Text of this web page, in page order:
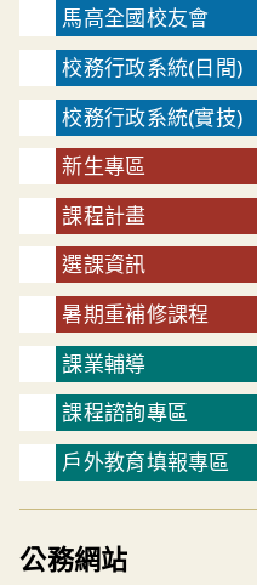
馬高全國校友會
校務行政系統(日間)
校務行政系統(實技)
新生專區
課程計畫
選課資訊
暑期重補修課程
課業輔導
課程諮詢專區
戶外教育填報專區
公務網站